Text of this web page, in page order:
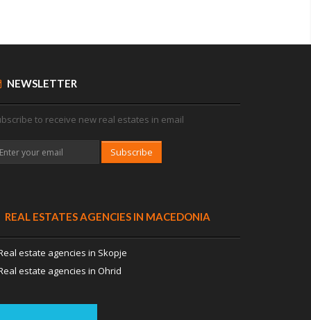
NEWSLETTER
to receive new real estates in email
Subscribe
REAL ESTATES AGENCIES IN MACEDONIA
estate agencies in Skopje
estate agencies in Ohrid